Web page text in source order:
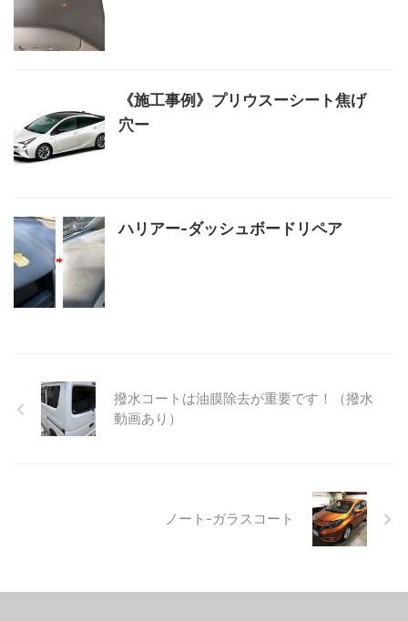
《施工事例》プリウスーシート焦げ
穴ー
ハリアー-ダッシュボードリペア
撥水コートは油膜除去が重要です！（撥水
動画あり）
ノート-ガラスコート